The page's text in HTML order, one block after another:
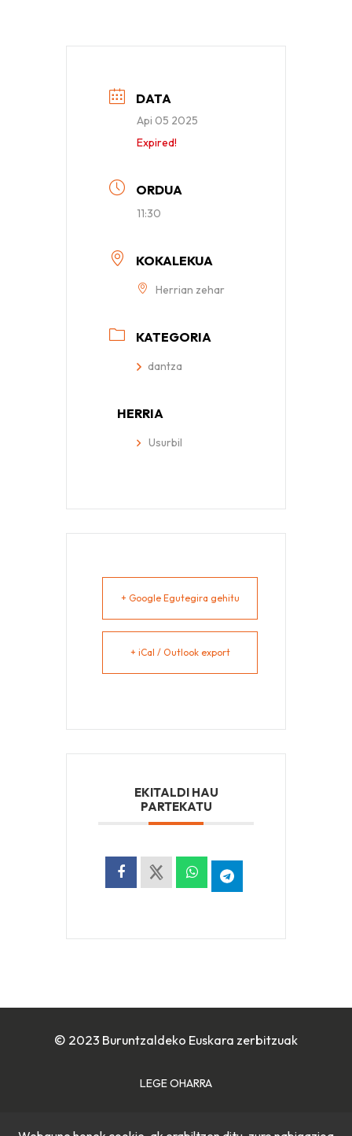
DATA
Api 05 2025
Expired!
ORDUA
11:30
KOKALEKUA
Herrian zehar
KATEGORIA
dantza
HERRIA
Usurbil
+ Google Egutegira gehitu
+ iCal / Outlook export
EKITALDI HAU
PARTEKATU
© 2023 Buruntzaldeko Euskara zerbitzuak
LEGE OHARRA